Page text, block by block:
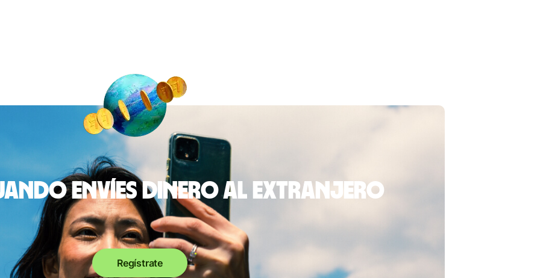
envíes dinero al extranjero
Regístrate